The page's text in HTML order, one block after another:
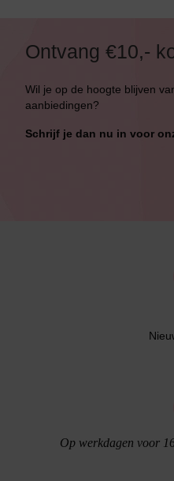
Ontvang €10,-
Wil je op de hoogte blijven
aanbiedingen?
Schrijf je dan nu in voor
Op werkdagen voor
Alle Bikini’s
Bikini Push-Up
Bikini Met Beugel